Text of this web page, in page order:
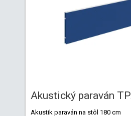
Akustický paraván
Akustik paraván na stôl 180 cm